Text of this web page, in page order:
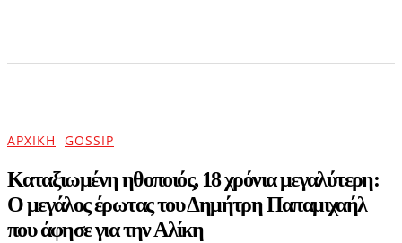
ΑΡΧΙΚΉ GOSSIP
Καταξιωμένη ηθοποιός, 18 χρόνια μεγαλύτερη:
Ο μεγάλος έρωτας του Δημήτρη Παπαμιχαήλ
που άφησε για την Αλίκη